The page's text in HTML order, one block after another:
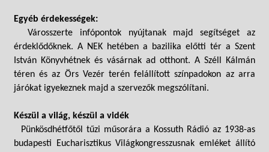
Egyéb érdekességek:
Városszerte infópontok nyújtanak majd segítséget az
érdeklődőknek. A NEK hetében a bazilika előtti tér a Szent
István Könyvhétnek és vásárnak ad otthont. A Széll Kálmán
téren és az Örs Vezér terén felállított színpadokon az arra
járókat igyekeznek majd a szervezők megszólítani.
Készül a világ, készül a vidék
Pünkösdhétfőtől tűzi műsorára a Kossuth Rádió az 1938-as
budapesti Eucharisztikus Világkongresszusnak emléket állító